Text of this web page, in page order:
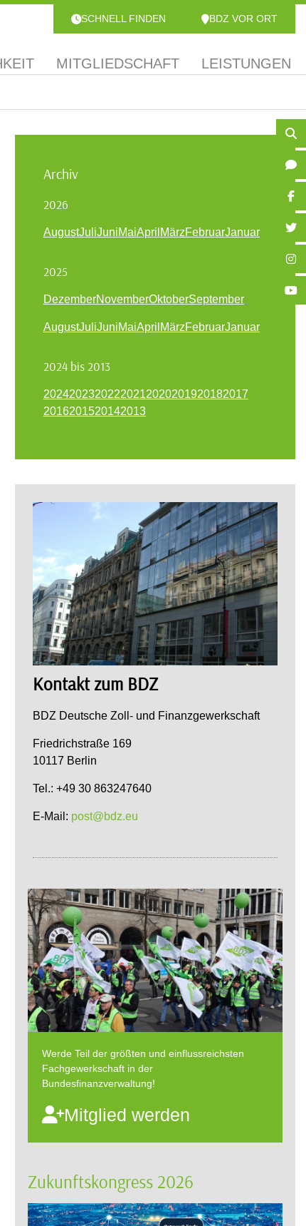
SCHNELL FINDEN BDZ VOR ORT
MITGLIEDSCHAFT LEISTUNGEN
Archiv
2026
AugustJuliJuniMaiApril MärzFebruarJanuar
2025
DezemberNovemberOktoberSeptember
AugustJuliJuniMaiApril MärzFebruarJanuar
2024 bis 2013
20242023202220212020201920182017
2016201520142013
Kontakt zum BDZ
BDZ Deutsche Zoll- und Finanzgewerkschaft
Friedrichstraße 169
10117 Berlin
Tel.: +49 30 863247640
E-Mail: post@bdz.eu
Werde Teil der größten und einflussreichsten
Fachgewerkschaft in der
Bundesfinanzverwaltung!
Mitglied werden
Zukunftskongress 2026